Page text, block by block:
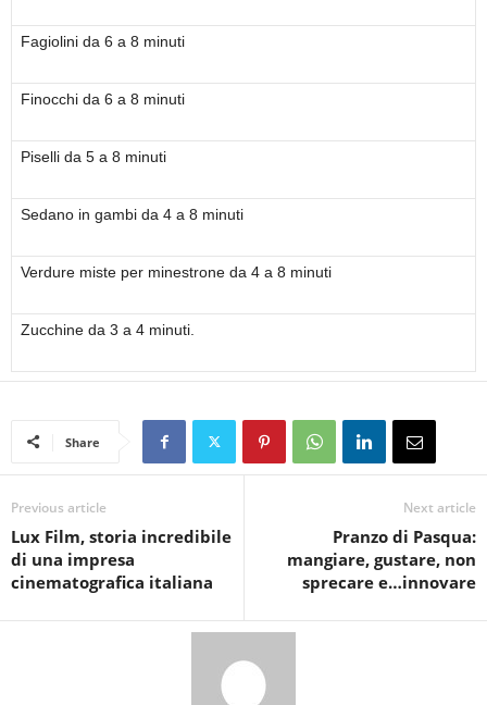
Fagiolini da 6 a 8 minuti
Finocchi da 6 a 8 minuti
Piselli da 5 a 8 minuti
Sedano in gambi da 4 a 8 minuti
Verdure miste per minestrone da 4 a 8 minuti
Zucchine da 3 a 4 minuti.
Share
Previous article
Lux Film, storia incredibile
di una impresa
cinematografica italiana
Next article
Pranzo di Pasqua:
mangiare, gustare, non
sprecare e…innovare